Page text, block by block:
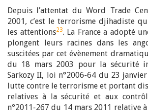
Depuis l’attentat du Word Trade
2001, c’est le terrorisme djihadiste
les attentions23. La France a adopté
plongent leurs racines dans les
suscitées par cet évènement
du 18 mars 2003 pour la sécurité
Sarkozy II, loi n°2006-64 du 23
lutte contre le terrorisme et portant
relatives à la sécurité et aux
n°2011-267 du 14 mars 2011 relative